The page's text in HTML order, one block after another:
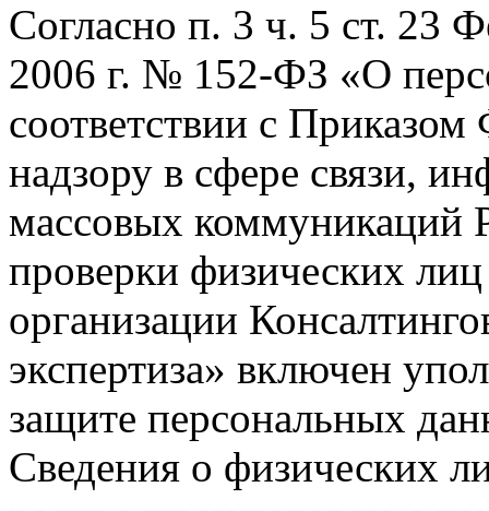
Согласно п. 3 ч. 5 ст. 23
2006 г. № 152-ФЗ «О
соответствии с
надзору в сфере связи,
массовых коммуникаций
проверки физических
организации
экспертиза» включен
защите персональных
Сведения о физических